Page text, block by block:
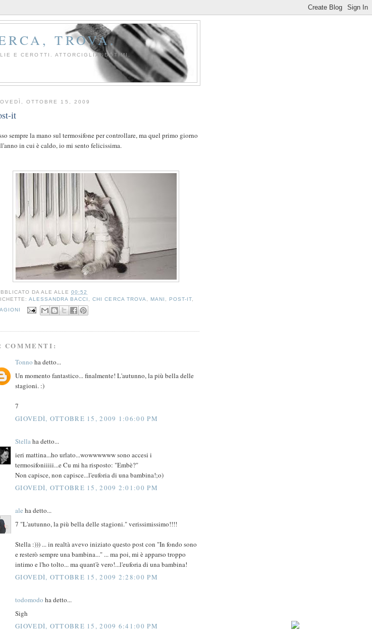
TROVA.
E CEROTTI. ATTORCIGLIANDOTIMI.
OTTOBRE 15, 2009
it
sempre la mano sul termosifone per controllare, ma quel primo giorno
in cui è caldo, io mi sento felicissima.
DAALE ALLE00:52
ALESSANDRA BACCI ,CHI CERCA TROVA MANI POST-IT,
COMMENTI:
Tonno ha detto...
Un momento fantastico... finalmente! L'autunno, la più bella delle
stagioni. :)
7
GIOVEDÌ, OTTOBRE 15, 2009 1:06:00 PM
Stellaha detto...
ieri mattina...ho urlato...wowwwwww sono accesi i
termosifoniiiii...e Cu mi ha risposto: "Embè?"
Non capisce, non capisce...l'euforia di una bambina!;o)
GIOVEDÌ, OTTOBRE 15, 2009 2:01:00 PM
ale ha detto...
7 "L'autunno, la più bella delle stagioni." verissimissimo!!!!
Stella :))) ... in realtà avevo iniziato questo post con "In fondo sono
e resterò sempre una bambina..." ... ma poi, mi è apparso troppo
intimo e l'ho tolto... ma quant'è vero!...l'euforia di una bambina!
GIOVEDÌ, OTTOBRE 15, 2009 2:28:00 PM
todomodo ha detto...
Sigh
GIOVEDÌ, OTTOBRE 15, 2009 6:41:00 PM